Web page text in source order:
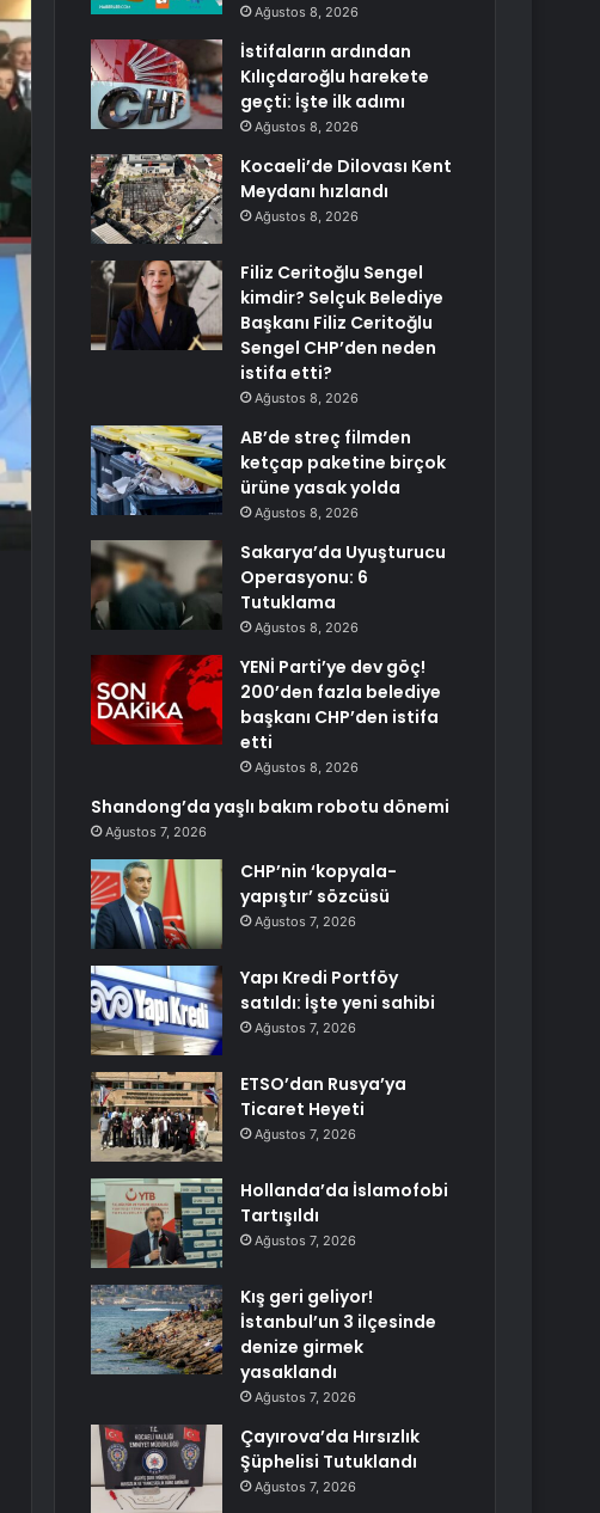
Ağustos 8, 2026
İstifaların ardından
Kılıçdaroğlu harekete
geçti: İşte ilk adımı
Ağustos 8, 2026
Kocaeli’de Dilovası Kent
Meydanı hızlandı
Ağustos 8, 2026
Filiz Ceritoğlu Sengel
kimdir? Selçuk Belediye
Başkanı Filiz Ceritoğlu
Sengel CHP’den neden
istifa etti?
Ağustos 8, 2026
AB’de streç filmden
ketçap paketine birçok
ürüne yasak yolda
Ağustos 8, 2026
Sakarya’da Uyuşturucu
Operasyonu: 6
Tutuklama
Ağustos 8, 2026
YENİ Parti’ye dev göç!
200’den fazla belediye
başkanı CHP’den istifa
etti
Ağustos 8, 2026
Shandong’da yaşlı bakım robotu dönemi
Ağustos 7, 2026
CHP’nin ‘kopyala-
yapıştır’ sözcüsü
Ağustos 7, 2026
Yapı Kredi Portföy
satıldı: İşte yeni sahibi
Ağustos 7, 2026
ETSO’dan Rusya’ya
Ticaret Heyeti
Ağustos 7, 2026
Hollanda’da İslamofobi
Tartışıldı
Ağustos 7, 2026
Kış geri geliyor!
İstanbul’un 3 ilçesinde
denize girmek
yasaklandı
Ağustos 7, 2026
Çayırova’da Hırsızlık
Şüphelisi Tutuklandı
Ağustos 7, 2026